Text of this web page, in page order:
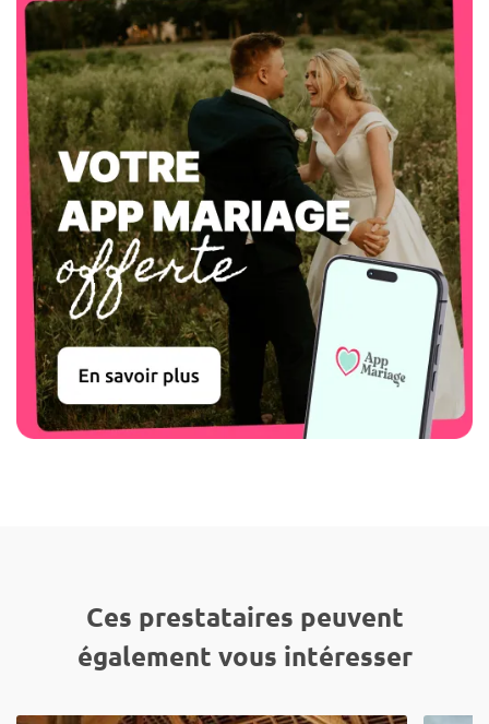
Ces prestataires peuvent
également vous intéresser